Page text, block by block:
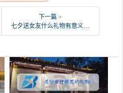
下一篇 >
七夕送女友什么礼物有意义（七夕送女朋友礼物排行榜）